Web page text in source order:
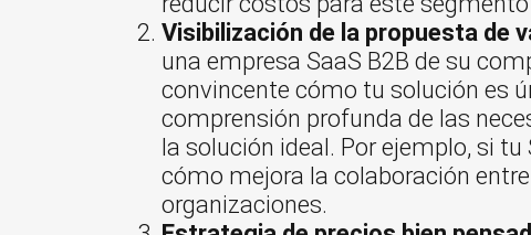
Visibilización de la propuesta de
una empresa SaaS B2B de su
convincente cómo tu solución es
comprensión profunda de las
la solución ideal. Por ejemplo, si
cómo mejora la colaboración
organizaciones.